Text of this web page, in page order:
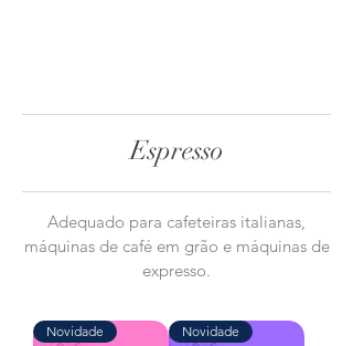
Espresso
Adequado para cafeteiras italianas,
máquinas de café em grão e máquinas de
expresso.
Novidade Novidade